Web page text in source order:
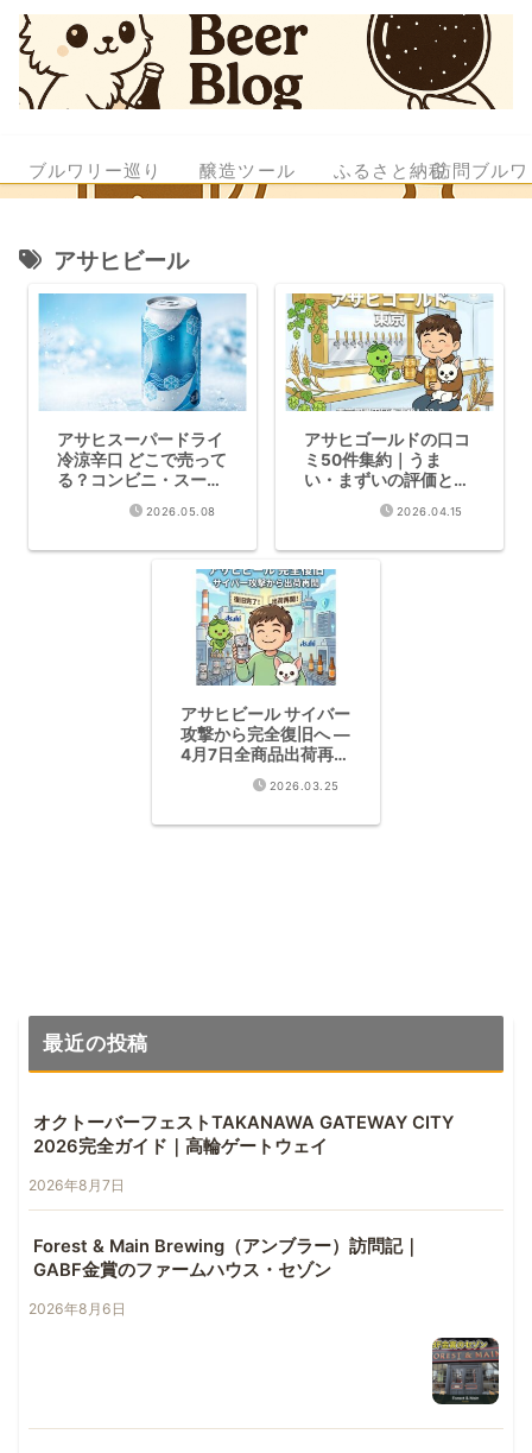
ブルワリー巡り 醸造ツール ふるさと納税訪問ブル
アサヒビール
アサヒスーパードライ
冷涼辛口 どこで売って
る？コンビニ・スーパ
ー販売状況と口コミ
2026.05.08
アサヒゴールドの口コ
ミ50件集約｜うま
い・まずいの評価と実
2026.04.15
アサヒビール サイバー
攻撃から完全復旧へ —
4月7日全商品出荷再開
｜クラフトビール業界
への影響と教訓2026.03.25
最近の投稿
オクトーバーフェストTAKANAWA GATEWAY CITY
2026完全ガイド｜高輪ゲートウェイ
2026年8月7日
Forest & Main Brewing（アンブラー）訪問記｜
GABF金賞のファームハウス・セゾン
2026年8月6日